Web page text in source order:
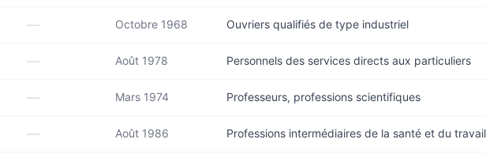
— Octobre 1968 Ouvriers qualifiés de type industriel
— Août 1978 Personnels des services directs aux particuliers
— Mars 1974 Professeurs, professions scientifiques
— Août 1986 Professions intermédiaires de la santé et du